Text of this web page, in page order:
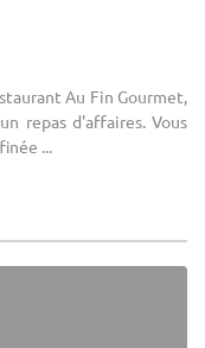
Au Fin Gourmet,
repas d'affaires. Vous
...